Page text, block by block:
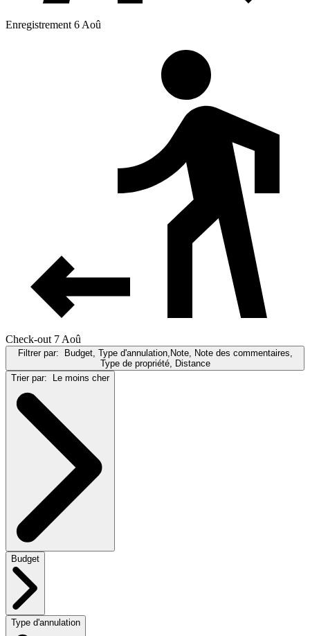
Enregistrement 6 Aoû
Check-out 7 Aoû
Filtrer par:
Budget, Type d'annulation,Note, Note des commentaires,
Type de propriété, Distance
Trier par:
Le moins cher
Budget
Type d'annulation